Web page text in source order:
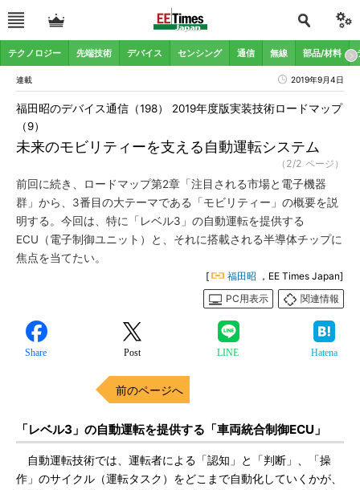
テクノロジー 先端技術 デバイス センシング 通信 無線 部品/材料
連載 2019年9月4日
未来のモビリティーを支える自動運転システム
福田昭のデバイス通信（198） 2019年度版実装技術ロードマップ
（9）
（2/2 ページ）
前回に続き、ロードマップ第2章「注目される市場と電子機器
群」から、3番目の大テーマである「モビリティー」の概要を説
明する。今回は、特に「レベル3」の自動運転を提供する
ECU（電子制御ユニット）と、それに搭載される半導体チップに
焦点を当てたい。
[ 福田昭 ，EE Times Japan]
PC用表示
関連情報
Share Post LINE Hatena
前のページへ
「レベル3」の自動運転を提供する「車両統合制御ECU」
自動運転技術では、運転者による「認知」と「判断」、「操
作」のサイクル（運転タスク）をどこまで自動化していくかが、